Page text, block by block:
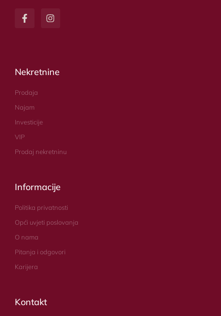
Nekretnine
Prodaja
Najam
Investicije
VIP
Prodaj nekretninu
Informacije
Politika privatnosti
Opći uvjeti poslovanja
O nama
Pitanja i odgovori
Karijera
Kontakt